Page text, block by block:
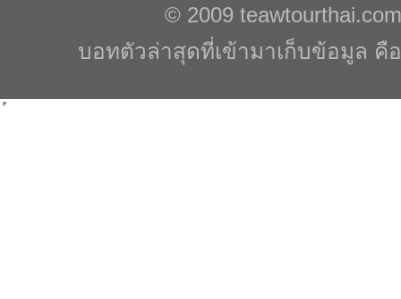
© 2009 teawtourthai.com
บอทตัวล่าสุดที่เข้ามาเก็บข้อมูล คือ